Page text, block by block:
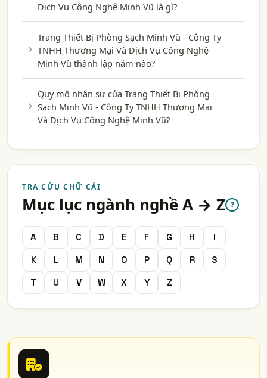
Dịch Vụ Công Nghệ Minh Vũ là gì?
Trang Thiết Bị Phòng Sạch Minh Vũ - Công Ty
TNHH Thương Mại Và Dịch Vụ Công Nghệ
Minh Vũ thành lập năm nào?
Quy mô nhân sự của Trang Thiết Bị Phòng
Sạch Minh Vũ - Công Ty TNHH Thương Mại
Và Dịch Vụ Công Nghệ Minh Vũ?
TRA CỨU CHỮ CÁI
Mục lục ngành nghề A → Z ?
A B C D E F G H
I
K
L M N O P Q R
S
T
U V W X Y Z